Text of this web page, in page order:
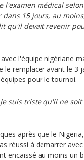
l'examen médical
15 jours, au
qu'il devait revenir
l'équipe nigériane
le remplacer avant le 3
pour le tournoi.
suis triste qu'il ne
après que le
réussi à démarrer avec
encaissé au moins un